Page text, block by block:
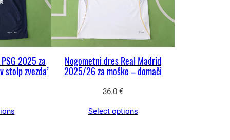
2025 za
stolp zvezda’
Nogometni dres Real Madrid
2025/26 za moške – domači
36.0 €
Select options